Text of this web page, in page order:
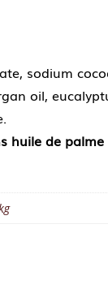
sodium
oil,
huile de palme